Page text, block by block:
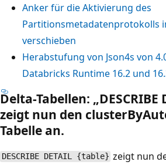
Anker für die Aktivierung des
Partitionsmetadatenprotokolls
verschieben
Herabstufung von Json4s von
Databricks Runtime 16.2 und
Delta-Tabellen: „DESCRIBE
zeigt nun den
Tabelle an.
DESCRIBE DETAIL {table} zeigt nun